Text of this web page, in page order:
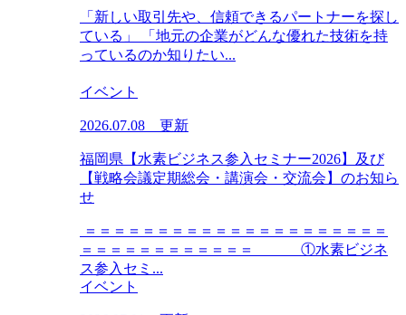
「新しい取引先や、信頼できるパートナーを探し
ている」 「地元の企業がどんな優れた技術を持
っているのか知りたい...
イベント
2026.07.08 更新
福岡県【水素ビジネス参入セミナー2026】及び
【戦略会議定期総会・講演会・交流会】のお知ら
せ
＝＝＝＝＝＝＝＝＝＝＝＝＝＝＝＝＝＝＝＝＝
＝＝＝＝＝＝＝＝＝＝＝＝ ①水素ビジネ
ス参入セミ...
イベント